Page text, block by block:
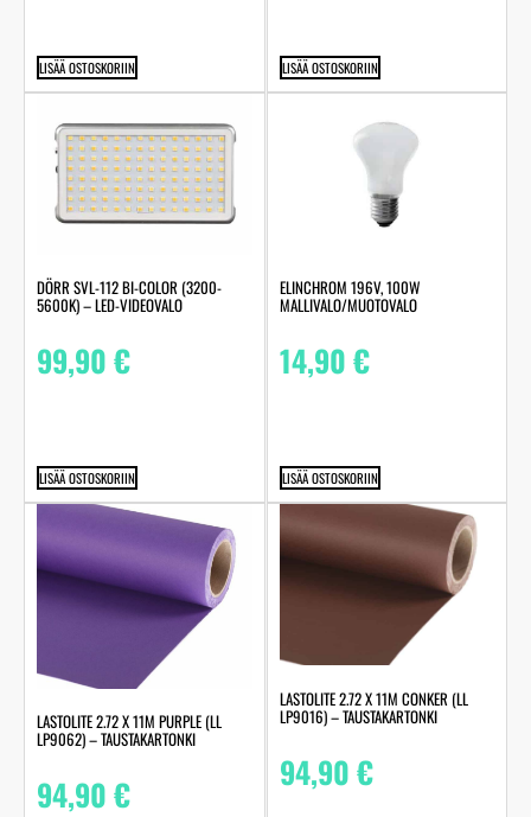
LISÄÄ OSTOSKORIIN LISÄÄ OSTOSKORIIN
DÖRR SVL-112 BI-COLOR (3200-
5600K) – LED-VIDEOVALO
99,90€
LISÄÄ OSTOSKORIIN
ELINCHROM 196V, 100W
MALLIVALO/MUOTOVALO
14,90€
LISÄÄ OSTOSKORIIN
LASTOLITE 2.72 X 11M PURPLE (LL
LP9062) – TAUSTAKARTONKI
94,90€
LASTOLITE 2.72 X 11M CONKER (LL
LP9016) – TAUSTAKARTONKI
94,90€